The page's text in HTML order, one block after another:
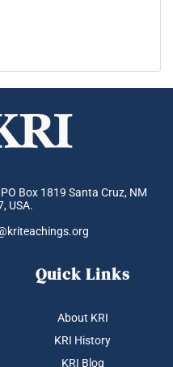
Box 1819 Santa Cruz, NM
USA.
Quick Links
About KRI
KRI History
KRI Blog